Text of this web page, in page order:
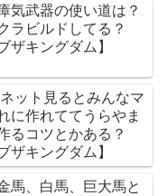
気武器の使い道は？
ラビルドしてる？
ザキングダム】
ット見るとみんなマ
に作れててうらやま
るコツとかある？
ザキングダム】
馬、白馬、巨大馬と